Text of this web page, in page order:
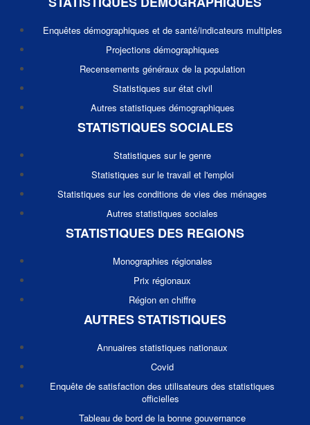
Enquêtes démographiques et de santé/indicateurs multiples
Projections démographiques
Recensements généraux de la population
Statistiques sur état civil
Autres statistiques démographiques
STATISTIQUES SOCIALES
Statistiques sur le genre
Statistiques sur le travail et l'emploi
Statistiques sur les conditions de vies des ménages
Autres statistiques sociales
STATISTIQUES DES REGIONS
Monographies régionales
Prix régionaux
Région en chiffre
AUTRES STATISTIQUES
Annuaires statistiques nationaux
Covid
Enquête de satisfaction des utilisateurs des statistiques
officielles
Tableau de bord de la bonne gouvernance